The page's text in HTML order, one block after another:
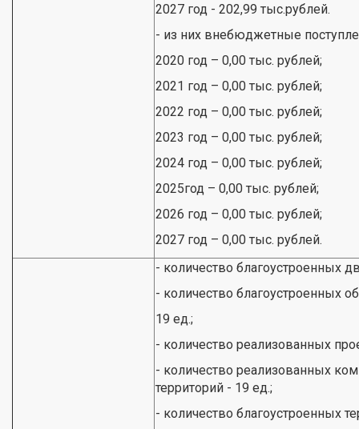
2027 год - 202,99 тыс.рублей.
- из них внебюджетные
2020 год – 0,00 тыс. рублей;
2021 год – 0,00 тыс. рублей;
2022 год – 0,00 тыс. рублей;
2023 год – 0,00 тыс. рублей;
2024 год – 0,00 тыс. рублей;
2025год – 0,00 тыс. рублей;
2026 год – 0,00 тыс. рублей;
2027 год – 0,00 тыс. рублей.
- количество благоустроенных
- количество благоустроенных
19 ед.;
- количество реализованных
- количество реализованных
территорий - 19 ед.;
- количество благоустроенных